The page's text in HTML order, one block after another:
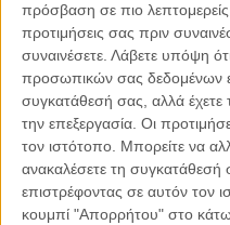
πρόσβαση σε πιο λεπτομερείς
προτιμήσεις σας πριν
συναινέσετε. Λάβετε υπόψη
προσωπικών σας δεδομένων
συγκατάθεσή σας, αλλά έχετε
την επεξεργασία. Οι
τον ιστότοπο. Μπορείτε να
ανακαλέσετε τη
επιστρέφοντας σε αυτόν τον
κουμπί "Απορρήτου" στο κάτω
Τέμπη: Η
μιας
Γιάννης
στο